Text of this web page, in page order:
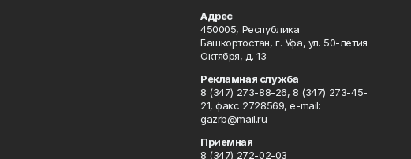
Адрес
450005, Республика
Башкортостан, г. Уфа, ул. 50-летия
Октября, д. 13
Рекламная служба
8 (347) 273-88-26, 8 (347) 273-45-
21, факс 2728569, e-mail:
gazrb@mail.ru
Приемная
8 (347) 272-02-03